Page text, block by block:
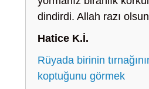
dindirdi. Allah razı
Hatice K.İ.
Rüyada birinin
koptuğunu görmek